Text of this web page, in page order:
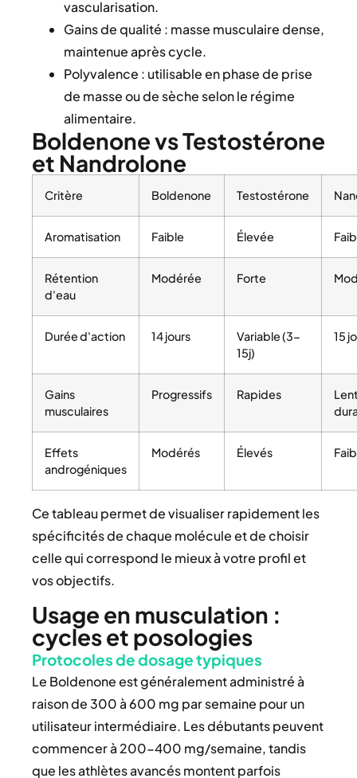
vascularisation.
Gains de qualité : masse musculaire dense,
maintenue après cycle.
Polyvalence : utilisable en phase de prise
de masse ou de sèche selon le régime
alimentaire.
Boldenone vs Testostérone
et Nandrolone
Critère Boldenone Testostérone
Aromatisation Faible Élevée
Rétention
d'eau
Modérée Forte
Durée d'action 14 jours
Variable (3-
15j)
15
Gains
musculaires
Progressifs Rapides
Effets
androgéniques
Modérés Élevés
Ce tableau permet de visualiser rapidement les
spécificités de chaque molécule et de choisir
celle qui correspond le mieux à votre profil et
vos objectifs.
Usage en musculation :
cycles et posologies
Protocoles de dosage typiques
Le Boldenone est généralement administré à
raison de 300 à 600 mg par semaine pour un
utilisateur intermédiaire. Les débutants peuvent
commencer à 200-400 mg/semaine, tandis
que les athlètes avancés montent parfois